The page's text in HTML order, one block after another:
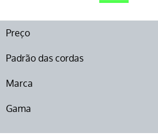
Preço
Padrão das cordas
Marca
Gama